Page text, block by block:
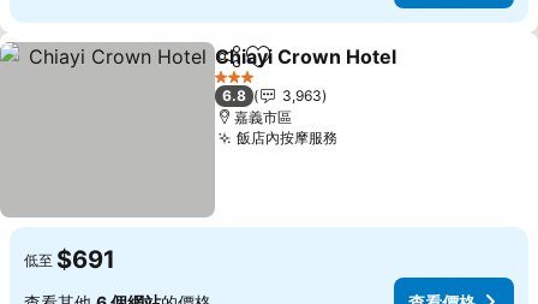
分享 加入我的最愛
Chiayi Crown Hotel
3 星級
6.8
3,963
嘉義市區
飯店內按摩服務
低至 $691